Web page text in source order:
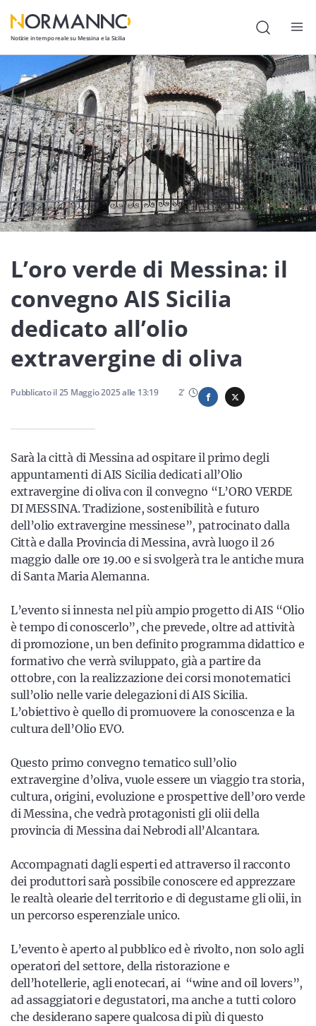
Notizie in tempo reale su Messina e la Sicilia
Attualità
Cronaca
Politica
Cultura
Lavoro
Società
Economia
Sport
Sicilia
Servizi
Resta sempre aggiornato con le ultime news, iscriviti alla
nostra newsletter
Iscriviti
L’oro verde di Messina: il
convegno AIS Sicilia
dedicato all’olio
extravergine di oliva
Pubblicato il25 Maggio 2025alle 13:19 2'
Sarà la città di Messina ad ospitare il primo degli
appuntamenti di AIS Sicilia dedicati all’Olio
extravergine di oliva con il convegno “L’ORO VERDE
DI MESSINA. Tradizione, sostenibilità e futuro
dell’olio extravergine messinese”, patrocinato dalla
Città e dalla Provincia di Messina, avrà luogo il 26
maggio dalle ore 19.00 e si svolgerà tra le antiche mura
di Santa Maria Alemanna.
L’evento si innesta nel più ampio progetto di AIS “Olio
è tempo di conoscerlo”, che prevede, oltre ad attività
di promozione, un ben definito programma didattico e
formativo che verrà sviluppato, già a partire da
ottobre, con la realizzazione dei corsi monotematici
sull’olio nelle varie delegazioni di AIS Sicilia.
L’obiettivo è quello di promuovere la conoscenza e la
cultura dell’Olio EVO.
Questo primo convegno tematico sull’olio
extravergine d’oliva, vuole essere un viaggio tra storia,
cultura, origini, evoluzione e prospettive dell’oro verde
di Messina, che vedrà protagonisti gli olii della
provincia di Messina dai Nebrodi all’Alcantara.
Accompagnati dagli esperti ed attraverso il racconto
dei produttori sarà possibile conoscere ed apprezzare
le realtà olearie del territorio e di degustarne gli olii, in
un percorso esperenziale unico.
L’evento è aperto al pubblico ed è rivolto, non solo agli
operatori del settore, della ristorazione e
dell’hotellerie, agli enotecari, ai “wine and oil lovers”,
ad assaggiatori e degustatori, ma anche a tutti coloro
che desiderano sapere qualcosa di più di questo